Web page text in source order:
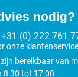
nodig?
+31 (0) 222 761
onze klantenservice
zijn bereikbaar van
8:30 tot 17:00